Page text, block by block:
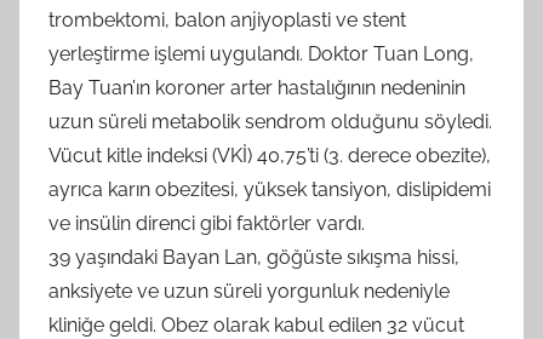
trombektomi, balon anjiyoplasti ve stent
yerleştirme işlemi uygulandı. Doktor Tuan Long,
Bay Tuan’ın koroner arter hastalığının nedeninin
uzun süreli metabolik sendrom olduğunu söyledi.
Vücut kitle indeksi (VKİ) 40,75’ti (3. derece obezite),
ayrıca karın obezitesi, yüksek tansiyon, dislipidemi
ve insülin direnci gibi faktörler vardı.
39 yaşındaki Bayan Lan, göğüste sıkışma hissi,
anksiyete ve uzun süreli yorgunluk nedeniyle
kliniğe geldi. Obez olarak kabul edilen 32 vücut